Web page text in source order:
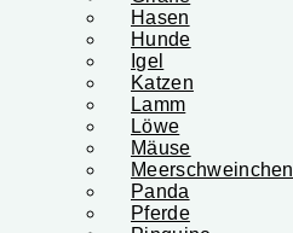
Hasen
Hunde
Igel
Katzen
Lamm
Löwe
Mäuse
Meerschweinchen
Panda
Pferde